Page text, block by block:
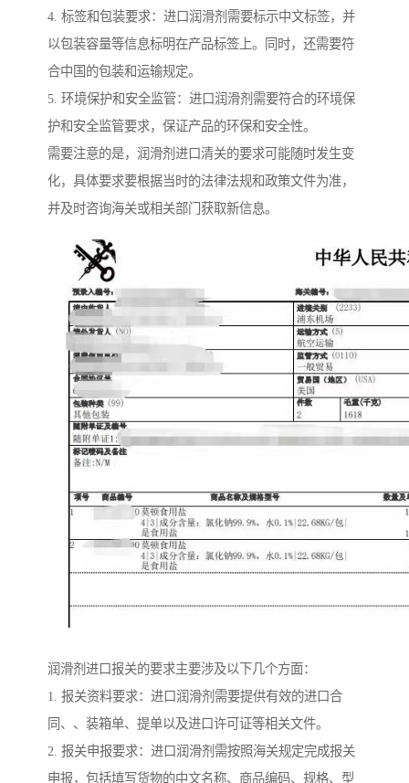
4. 标签和包装要求：进口润滑剂需要标示中文标签，并
以包装容量等信息标明在产品标签上。同时，还需要符
合中国的包装和运输规定。
5. 环境保护和安全监管：进口润滑剂需要符合的环境保
护和安全监管要求，保证产品的环保和安全性。
需要注意的是，润滑剂进口清关的要求可能随时发生变
化，具体要求要根据当时的法律法规和政策文件为准，
并及时咨询海关或相关部门获取新信息。
润滑剂进口报关的要求主要涉及以下几个方面：
1. 报关资料要求：进口润滑剂需要提供有效的进口合
同、、装箱单、提单以及进口许可证等相关文件。
2. 报关申报要求：进口润滑剂需按照海关规定完成报关
申报，包括填写货物的中文名称、商品编码、规格、型